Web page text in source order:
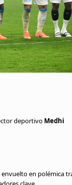
deportivo Medhi
en polémica